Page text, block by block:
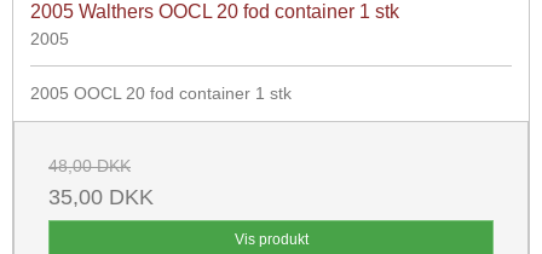
2005 Walthers OOCL 20 fod container 1 stk
2005
2005 OOCL 20 fod container 1 stk
48,00 DKK
35,00 DKK
Vis produkt